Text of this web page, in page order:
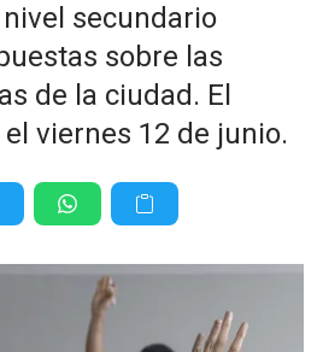
secundario
sobre las
de la ciudad. El
viernes 12 de junio.